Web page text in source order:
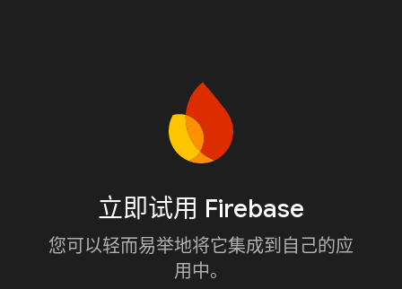
立即试用 Firebase
您可以轻而易举地将它集成到自己的应
用中。